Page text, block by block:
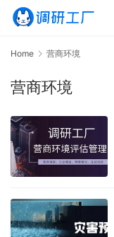
Home 营商环境
营商环境